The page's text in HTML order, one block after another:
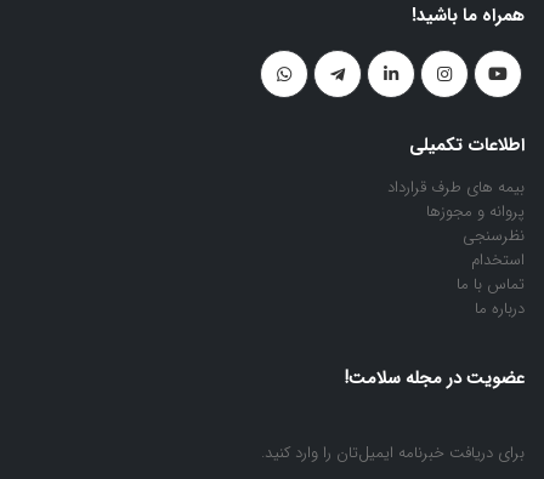
همراه ما باشید!
اطلاعات تکمیلی
بیمه های طرف قرارداد
پروانه و مجوزها
نظرسنجی
استخدام
تماس با ما
درباره ما
عضویت در مجله سلامت!
برای دریافت خبرنامه ایمیل‌تان را وارد کنید.